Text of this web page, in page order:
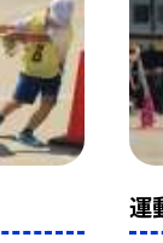
運